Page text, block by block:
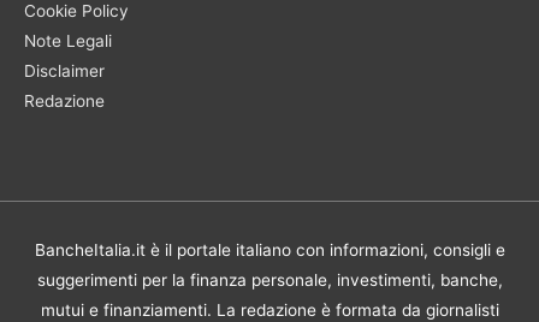
Cookie Policy
Note Legali
Disclaimer
Redazione
BancheItalia.it è il portale italiano con informazioni, consigli e
suggerimenti per la finanza personale, investimenti, banche,
mutui e finanziamenti. La redazione è formata da giornalisti